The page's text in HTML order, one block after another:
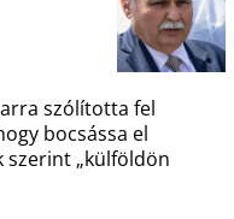
szólította fel
bocsássa el
szerint „külföldön